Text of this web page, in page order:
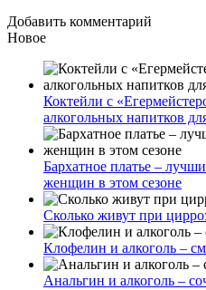
Добавить комментарий
Новое
Коктейли с
алкогольных напитков
Бархатное платье –
женщин в этом сезоне
Сколько живут при
Клофелин и алкоголь –
Анальгин и алкоголь –